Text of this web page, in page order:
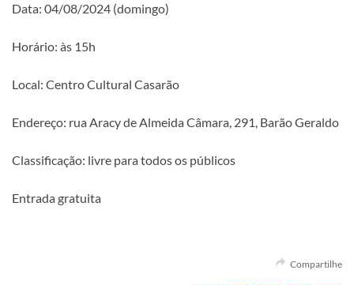
Data: 04/08/2024 (domingo)
Horário: às 15h
Local: Centro Cultural Casarão
Endereço: rua Aracy de Almeida Câmara, 291, Barão Geraldo
Classificação: livre para todos os públicos
Entrada gratuita
Compartilhe